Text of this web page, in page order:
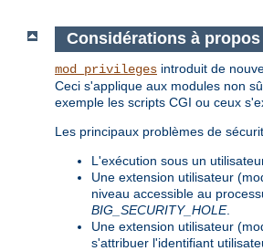
Considérations à
mod_privileges introduit de
Ceci s'applique aux modules non
exemple les scripts CGI ou ceux
Les principaux problèmes de
L'exécution sous un
Une extension utilisateur
niveau accessible au
BIG_SECURITY_HOLE.
Une extension utilisateur
s'attribuer l'identifiant